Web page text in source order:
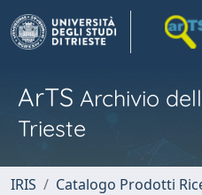
ArTS Archivio
Trieste
IRIS
Catalogo Prodotti